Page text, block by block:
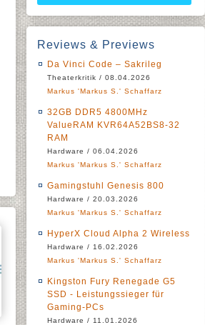
Reviews & Previews
Da Vinci Code – Sakrileg
Theaterkritik / 08.04.2026
Markus 'Markus S.' Schaffarz
32GB DDR5 4800MHz
ValueRAM KVR64A52BS8-32
RAM
Hardware / 06.04.2026
Markus 'Markus S.' Schaffarz
Gamingstuhl Genesis 800
Hardware / 20.03.2026
Markus 'Markus S.' Schaffarz
HyperX Cloud Alpha 2 Wireless
Hardware / 16.02.2026
Markus 'Markus S.' Schaffarz
Kingston Fury Renegade G5
SSD - Leistungssieger für
Gaming-PCs
Hardware / 11.01.2026